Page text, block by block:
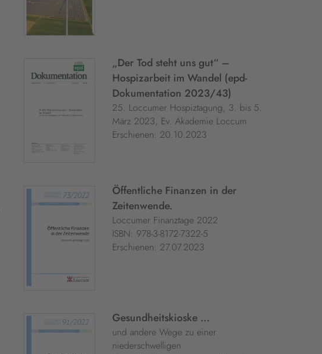
„Der Tod steht uns gut“ –
Hospizarbeit im Wandel (epd-
Dokumentation 2023/43)
25. Loccumer Hospiztagung, 3. bis 5.
März 2023, Ev. Akademie Loccum
Erschienen: 20.10.2023
Öffentliche Finanzen in der
Zeitenwende.
Loccumer Finanztage 2022
ISBN: 978-3-8172-7322-5
Erschienen: 27.07.2023
Gesundheitskioske …
und andere Wege zu einer
niederschwelligen